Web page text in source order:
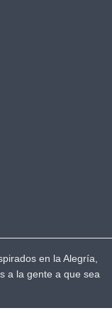
en la Alegría,
a la gente a que sea